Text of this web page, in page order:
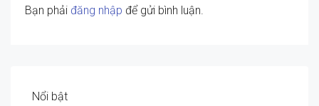
Bạn phải đăng nhập để gửi bình luận.
Nổi bật